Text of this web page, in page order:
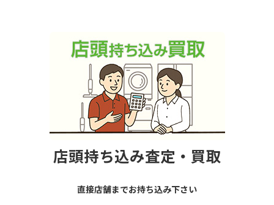
店頭持ち込み査定・買取
直接店舗までお持ち込み下さい